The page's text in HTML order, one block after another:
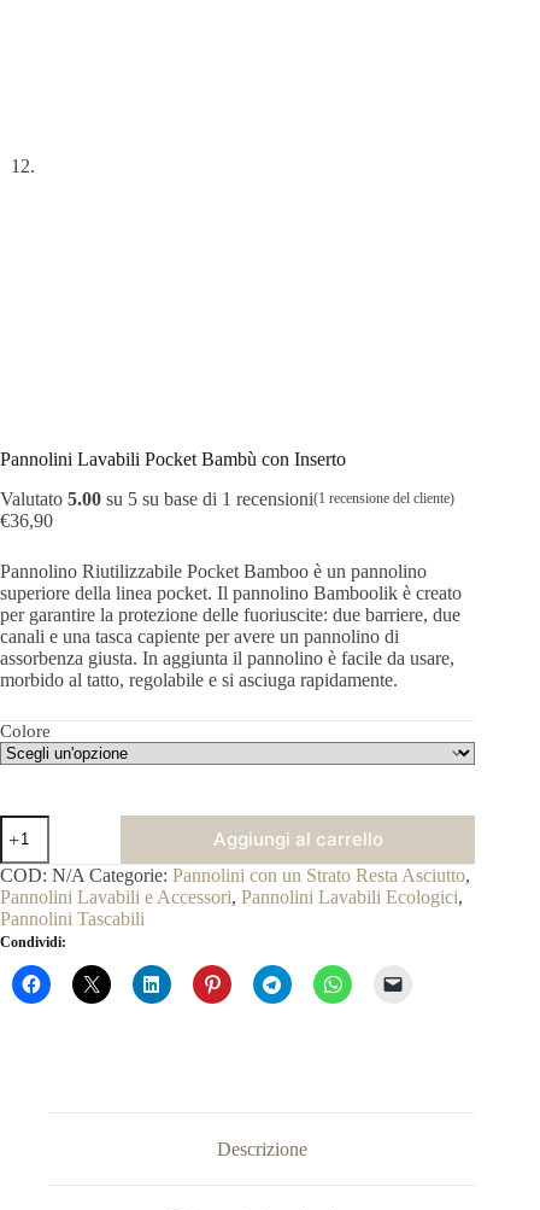
Pannolini Lavabili Pocket Bambù con Inserto
Valutato 5.00 su 5 su base di 1 recensioni(1 recensione del cliente)
€36,90
Pannolino Riutilizzabile Pocket Bamboo è un pannolino
superiore della linea pocket. Il pannolino Bamboolik è creato
per garantire la protezione delle fuoriuscite: due barriere, due
canali e una tasca capiente per avere un pannolino di
assorbenza giusta. In aggiunta il pannolino è facile da usare,
morbido al tatto, regolabile e si asciuga rapidamente.
Colore
Pannolini
Lavabili
Pocket
Bambù
con
Inserto
quantità
Aggiungi al carrello
COD: N/A Categorie: Pannolini con un Strato Resta Asciutto,
Pannolini Lavabili e Accessori, Pannolini Lavabili Ecologici,
Pannolini Tascabili
Condividi:
Descrizione